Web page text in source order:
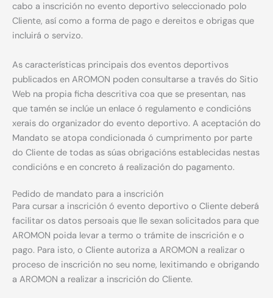
cabo a inscrición no evento deportivo seleccionado polo
Cliente, así como a forma de pago e dereitos e obrigas que
incluirá o servizo.
As características principais dos eventos deportivos
publicados en AROMON poden consultarse a través do Sitio
Web na propia ficha descritiva coa que se presentan, nas
que tamén se inclúe un enlace ó regulamento e condicións
xerais do organizador do evento deportivo. A aceptación do
Mandato se atopa condicionada ó cumprimento por parte
do Cliente de todas as súas obrigacións establecidas nestas
condicións e en concreto á realización do pagamento.
Pedido de mandato para a inscrición
Para cursar a inscrición ó evento deportivo o Cliente deberá
facilitar os datos persoais que lle sexan solicitados para que
AROMON poida levar a termo o trámite de inscrición e o
pago. Para isto, o Cliente autoriza a AROMON a realizar o
proceso de inscrición no seu nome, lexitimando e obrigando
a AROMON a realizar a inscrición do Cliente.